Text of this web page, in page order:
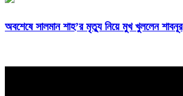
অবশেষে সালমান শাহ’র মৃত্যু নিয়ে মুখ খুললেন শাবনূর